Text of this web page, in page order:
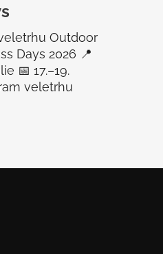
Outdoor
Days 2026 📍
📅 17.–19.
veletrhu